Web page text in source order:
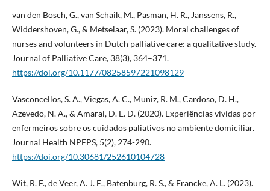
van den Bosch, G., van Schaik, M., Pasman, H. R., Janssens, R.,
Widdershoven, G., & Metselaar, S. (2023). Moral challenges of
nurses and volunteers in Dutch palliative care: a qualitative study.
Journal of Palliative Care, 38(3), 364–371.
https://doi.org/10.1177/08258597221098129
Vasconcellos, S. A., Viegas, A. C., Muniz, R. M., Cardoso, D. H.,
Azevedo, N. A., & Amaral, D. E. D. (2020). Experiências vividas por
enfermeiros sobre os cuidados paliativos no ambiente domiciliar.
Journal Health NPEPS, 5(2), 274-290.
https://doi.org/10.30681/252610104728
Wit, R. F., de Veer, A. J. E., Batenburg, R. S., & Francke, A. L. (2023).